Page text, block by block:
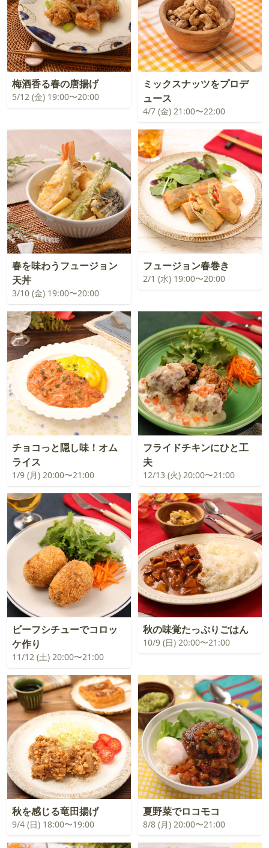
梅酒香る春の唐揚げ
5/12 (金) 19:00〜20:00
ミックスナッツをプロデ
ュース
4/7 (金) 21:00〜22:00
春を味わうフュージョン
天丼
3/10 (金) 19:00〜20:00
フュージョン春巻き
2/1 (水) 19:00〜20:00
チョコっと隠し味！オム
ライス
1/9 (月) 20:00〜21:00
フライドチキンにひと工
夫
12/13 (火) 20:00〜21:00
ビーフシチューでコロッ
ケ作り
11/12 (土) 20:00〜21:00
秋の味覚たっぷりごはん
10/9 (日) 20:00〜21:00
秋を感じる竜田揚げ
9/4 (日) 18:00〜19:00
夏野菜でロコモコ
8/8 (月) 20:00〜21:00